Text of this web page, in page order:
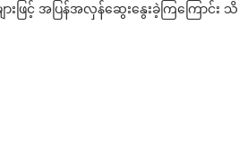
ဖြင့် အပြန်အလှန်ဆွေးနွေးခဲ့ကြကြောင်း သိ